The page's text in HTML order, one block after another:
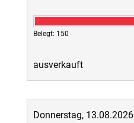
Belegt: 150
ausverkauft
Donnerstag, 13.08.2026